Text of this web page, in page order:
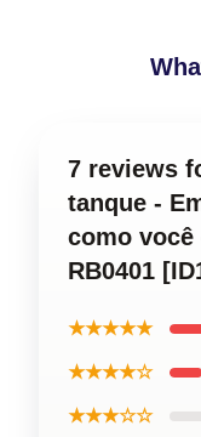
7 reviews
tanque -
como você
RB0401
★★★★★
★★★★☆
★★★☆☆